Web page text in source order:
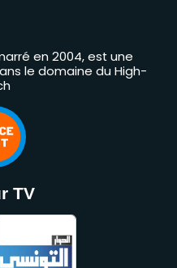
en 2004, est une
le domaine du High-
TV